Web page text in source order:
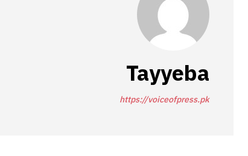
Tayyeba
https://voiceofpress.pk